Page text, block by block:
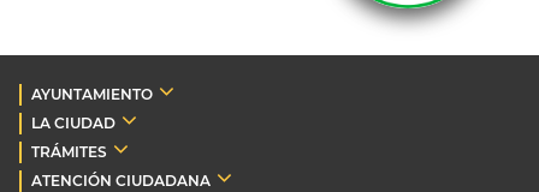
AYUNTAMIENTO
LA CIUDAD
TRÁMITES
ATENCIÓN CIUDADANA